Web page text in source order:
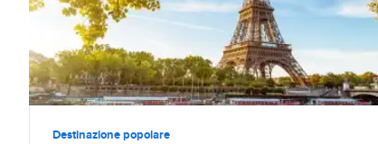
Destinazione popolare